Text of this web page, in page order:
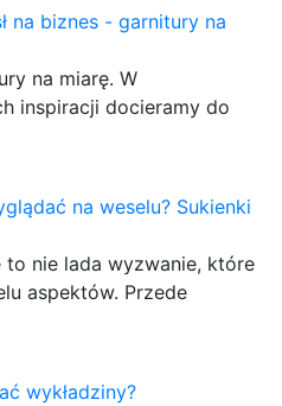
na biznes - garnitury na
na miarę. W
inspiracji docieramy do
na weselu? Sukienki
to nie lada wyzwanie, które
aspektów. Przede
wykładziny?